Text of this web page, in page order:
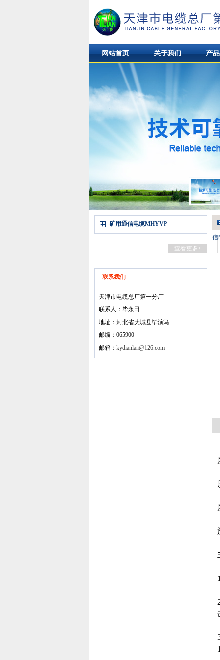
网站首页 关于我们 产
矿用通信电缆MHYVP
查看更多+
联系我们
天津市电缆总厂第一分厂
联系人：毕永田
地址：河北省大城县毕演马
邮编：065900
邮箱： kydianlan@126.com
信